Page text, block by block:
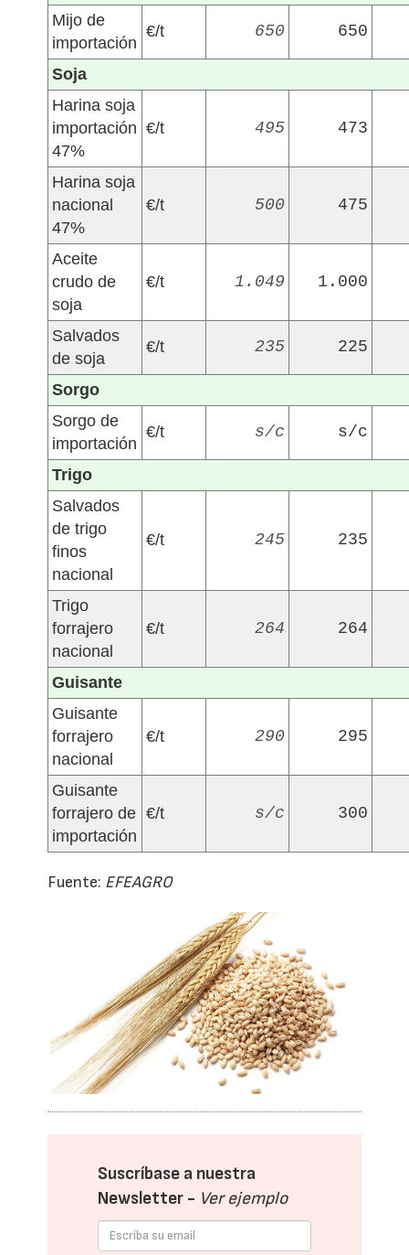
Mijo de
importación
€/t 650 650
Soja
Harina soja
importación
47%
€/t 495 473
Harina soja
nacional
47%
€/t 500 475
Aceite
crudo de
soja
€/t 1.049 1.000
Salvados
de soja
€/t 235 225
Sorgo
Sorgo de
importación
€/t s/c s/c
Trigo
Salvados
de trigo
finos
nacional
€/t 245 235
Trigo
forrajero
nacional
€/t 264 264
Guisante
Guisante
forrajero
nacional
€/t 290 295
Guisante
forrajero de
importación
€/t s/c 300
Fuente: EFEAGRO
Suscríbase a nuestra
Newsletter - Ver ejemplo